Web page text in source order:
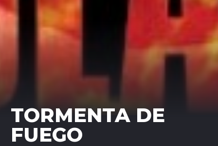
TORMENTA DE
FUEGO